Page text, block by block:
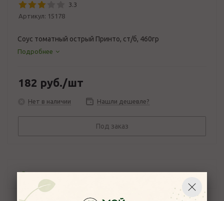
3.3
Артикул: 15178
Соус томатный острый Принто, ст/б, 460гр
Подробнее
182 руб./шт
Нет в наличии Нашли дешевле?
Под заказ
Описание